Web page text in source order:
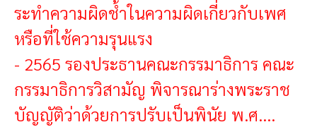
ระทำความผิดช้ำในความผิดเกี่ยวกับเพศ
หรือที่ใช้ความรุนแรง
- 2565 รองประธานคณะกรรมาธิการ คณะ
กรรมาธิการวิสามัญ พิจารณาร่างพระราช
บัญญัติว่าด้วยการปรับเป็นพินัย พ.ศ....